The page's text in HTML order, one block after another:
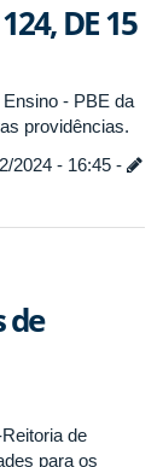
DE 15
- PBE da
providências.
2024 - 16:45 -
de
de
para os